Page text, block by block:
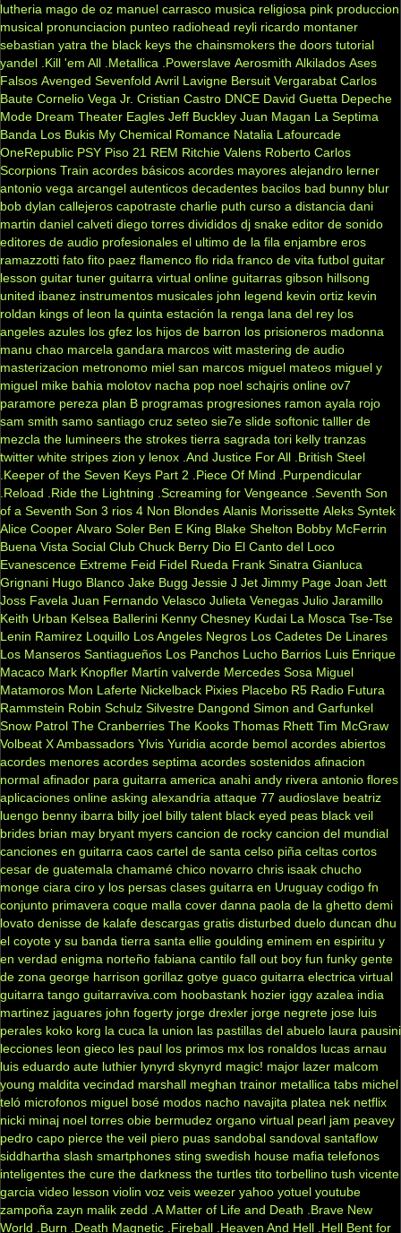
lutheria mago de oz manuel carrasco musica religiosa pink produccion
musical pronunciacion punteo radiohead reyli ricardo montaner
sebastian yatra the black keys the chainsmokers the doors tutorial
yandel .Kill 'em All .Metallica .Powerslave Aerosmith Alkilados Ases
Falsos Avenged Sevenfold Avril Lavigne Bersuit Vergarabat Carlos
Baute Cornelio Vega Jr. Cristian Castro DNCE David Guetta Depeche
Mode Dream Theater Eagles Jeff Buckley Juan Magan La Septima
Banda Los Bukis My Chemical Romance Natalia Lafourcade
OneRepublic PSY Piso 21 REM Ritchie Valens Roberto Carlos
Scorpions Train acordes básicos acordes mayores alejandro lerner
antonio vega arcangel autenticos decadentes bacilos bad bunny blur
bob dylan callejeros capotraste charlie puth curso a distancia dani
martin daniel calveti diego torres divididos dj snake editor de sonido
editores de audio profesionales el ultimo de la fila enjambre eros
ramazzotti fato fito paez flamenco flo rida franco de vita futbol guitar
lesson guitar tuner guitarra virtual online guitarras gibson hillsong
united ibanez instrumentos musicales john legend kevin ortiz kevin
roldan kings of leon la quinta estación la renga lana del rey los
angeles azules los gfez los hijos de barron los prisioneros madonna
manu chao marcela gandara marcos witt mastering de audio
masterizacion metronomo miel san marcos miguel mateos miguel y
miguel mike bahia molotov nacha pop noel schajris online ov7
paramore pereza plan B programas progresiones ramon ayala rojo
sam smith samo santiago cruz seteo sie7e slide softonic talller de
mezcla the lumineers the strokes tierra sagrada tori kelly tranzas
twitter white stripes zion y lenox .And Justice For All .British Steel
.Keeper of the Seven Keys Part 2
.Piece Of Mind
.Purpendicular
.Reload
.Ride the Lightning .Screaming for Vengeance .Seventh Son
of a Seventh Son 3 rios 4 Non Blondes Alanis Morissette Aleks Syntek
Alice Cooper Alvaro Soler Ben E King Blake Shelton Bobby McFerrin
Buena Vista Social Club Chuck Berry Dio El Canto del Loco
Evanescence Extreme Feid Fidel Rueda Frank Sinatra Gianluca
Grignani Hugo Blanco Jake Bugg Jessie J Jet Jimmy Page Joan Jett
Joss Favela Juan Fernando Velasco Julieta Venegas Julio Jaramillo
Keith Urban Kelsea Ballerini Kenny Chesney Kudai La Mosca Tse-Tse
Lenin Ramirez Loquillo Los Angeles Negros Los Cadetes De Linares
Los Manseros Santiagueños Los Panchos Lucho Barrios Luis Enrique
Macaco Mark Knopfler Martín valverde Mercedes Sosa Miguel
Matamoros Mon Laferte Nickelback Pixies Placebo R5 Radio Futura
Rammstein Robin Schulz Silvestre Dangond Simon and Garfunkel
Snow Patrol The Cranberries The Kooks Thomas Rhett Tim McGraw
Volbeat X Ambassadors Ylvis Yuridia acorde bemol acordes abiertos
acordes menores acordes septima acordes sostenidos afinacion
normal afinador para guitarra america anahi andy rivera antonio flores
aplicaciones online asking alexandria attaque 77 audioslave beatriz
luengo benny ibarra billy joel billy talent black eyed peas black veil
brides brian may bryant myers cancion de rocky cancion del mundial
canciones en guitarra caos cartel de santa celso piña celtas cortos
cesar de guatemala chamamé chico novarro chris isaak chucho
monge ciara ciro y los persas clases guitarra en Uruguay codigo fn
conjunto primavera coque malla cover danna paola de la ghetto demi
lovato denisse de kalafe descargas gratis disturbed duelo duncan dhu
el coyote y su banda tierra santa ellie goulding eminem en espiritu y
en verdad enigma norteño fabiana cantilo fall out boy fun funky gente
de zona george harrison gorillaz gotye guaco guitarra electrica virtual
guitarra tango guitarraviva.com hoobastank hozier iggy azalea india
martinez jaguares john fogerty jorge drexler jorge negrete jose luis
perales koko korg la cuca la union las pastillas del abuelo laura pausini
lecciones leon gieco les paul los primos mx los ronaldos lucas arnau
luis eduardo aute luthier lynyrd skynyrd magic! major lazer malcom
young maldita vecindad marshall meghan trainor metallica tabs michel
teló microfonos miguel bosé modos nacho navajita platea nek netflix
nicki minaj noel torres obie bermudez organo virtual pearl jam peavey
pedro capo pierce the veil piero puas sandobal sandoval santaflow
siddhartha slash smartphones sting swedish house mafia telefonos
inteligentes the cure the darkness the turtles tito torbellino tush vicente
garcia video lesson violin voz veis weezer yahoo yotuel youtube
zampoña zayn malik zedd .A Matter of Life and Death
.Brave New
World
.Burn .Death Magnetic .Fireball .Heaven And Hell .Hell Bent for